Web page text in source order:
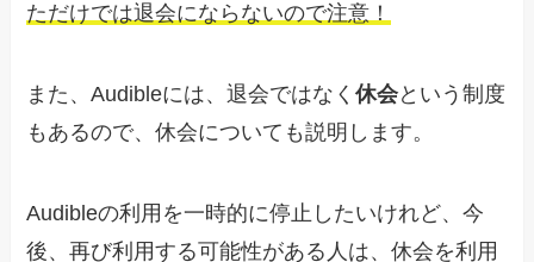
ただけでは退会にならないので注意！
また、Audibleには、退会ではなく休会という制度
もあるので、休会についても説明します。
Audibleの利用を一時的に停止したいけれど、今
後、再び利用する可能性がある人は、休会を利用